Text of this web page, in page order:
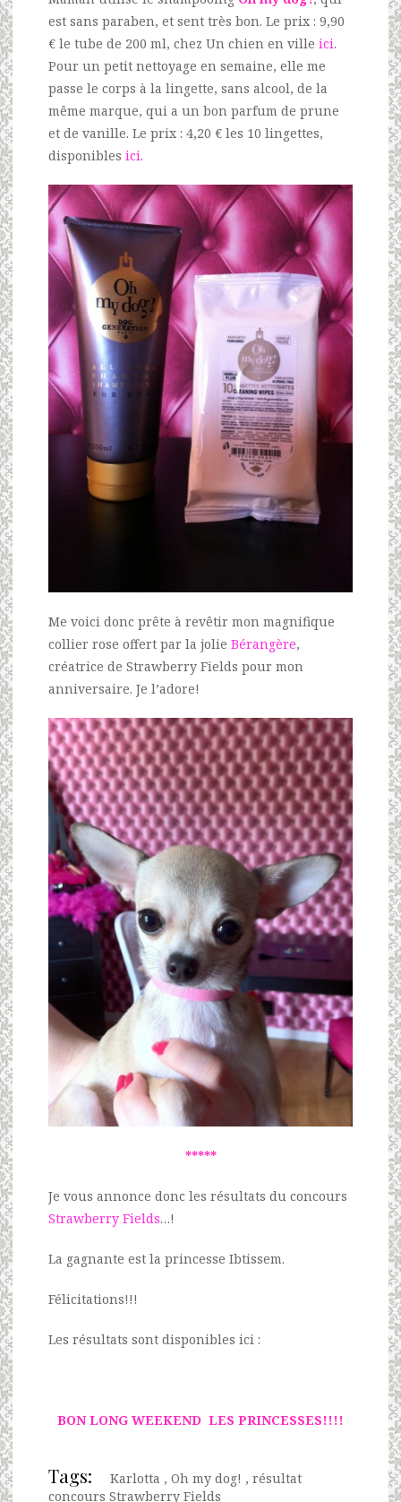
est sans paraben, et sent très bon. Le prix : 9,90
€ le tube de 200 ml, chez Un chien en ville ici.
Pour un petit nettoyage en semaine, elle me
passe le corps à la lingette, sans alcool, de la
même marque, qui a un bon parfum de prune
et de vanille. Le prix : 4,20 € les 10 lingettes,
disponibles ici.
Me voici donc prête à revêtir mon magnifique
collier rose offert par la jolie Bérangère,
créatrice de Strawberry Fields pour mon
anniversaire. Je l’adore!
*****
Je vous annonce donc les résultats du concours
Strawberry Fields…!
La gagnante est la princesse Ibtissem.
Félicitations!!!
Les résultats sont disponibles ici :
BON LONG WEEKEND LES PRINCESSES!!!!
Tags: Karlotta , Oh my dog! , résultat
concours Strawberry Fields